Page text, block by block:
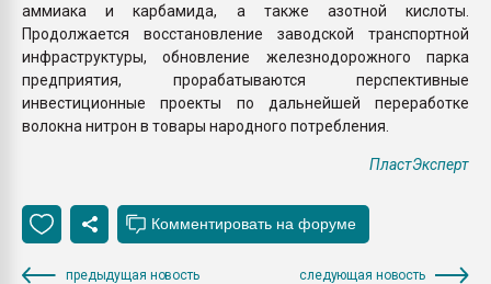
аммиака и карбамида, а также азотной кислоты.
Продолжается восстановление заводской транспортной
инфраструктуры, обновление железнодорожного парка
предприятия, прорабатываются перспективные
инвестиционные проекты по дальнейшей переработке
волокна нитрон в товары народного потребления.
ПластЭксперт
предыдущая новость следующая новость